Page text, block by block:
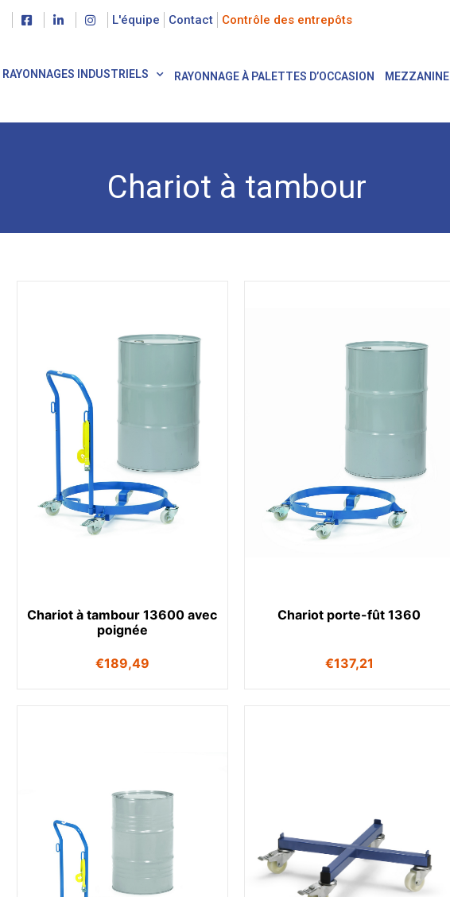
L'équipe Contact Contrôle des entrepôts
RAYONNAGES INDUSTRIELS RAYONNAGE À PALETTES D’OCCASION MEZZANINE
Chariot à tambour
Chariot à tambour 13600 avec
poignée
€189,49
Chariot porte-fût 1360
€137,21